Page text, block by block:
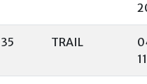
35 TRAIL